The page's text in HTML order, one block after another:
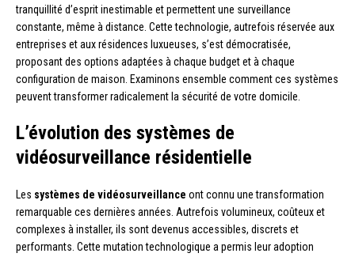
tranquillité d’esprit inestimable et permettent une surveillance
constante, même à distance. Cette technologie, autrefois réservée aux
entreprises et aux résidences luxueuses, s’est démocratisée,
proposant des options adaptées à chaque budget et à chaque
configuration de maison. Examinons ensemble comment ces systèmes
peuvent transformer radicalement la sécurité de votre domicile.
L’évolution des systèmes de
vidéosurveillance résidentielle
Les systèmes de vidéosurveillance ont connu une transformation
remarquable ces dernières années. Autrefois volumineux, coûteux et
complexes à installer, ils sont devenus accessibles, discrets et
performants. Cette mutation technologique a permis leur adoption